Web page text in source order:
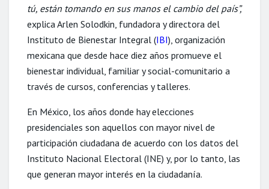
tú, están tomando en sus manos el cambio del país”,
explica Arlen Solodkin, fundadora y directora del
Instituto de Bienestar Integral (IBI), organización
mexicana que desde hace diez años promueve el
bienestar individual, familiar y social-comunitario a
través de cursos, conferencias y talleres.
En México, los años donde hay elecciones
presidenciales son aquellos con mayor nivel de
participación ciudadana de acuerdo con los datos del
Instituto Nacional Electoral (INE) y, por lo tanto, las
que generan mayor interés en la ciudadanía.